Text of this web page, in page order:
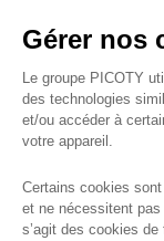
Gérer nos
Le groupe PICOTY
des technologies
et/ou accéder à
votre appareil.
Certains cookies
et ne nécessitent
s’agit des cookies de
Maguy
ACCESSIBILITÉ :